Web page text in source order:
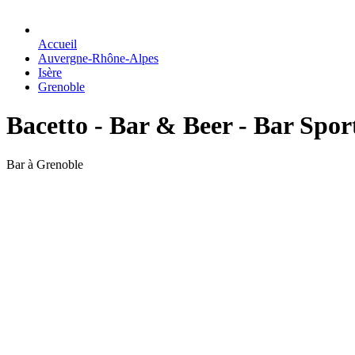
Accueil
Auvergne-Rhône-Alpes
Isère
Grenoble
Bacetto - Bar & Beer - Bar
Bar à Grenoble